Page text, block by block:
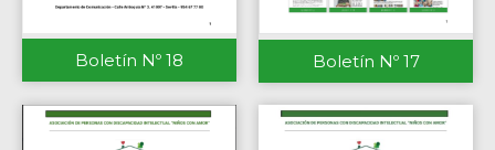
Boletín Nº 18 Boletín Nº 17